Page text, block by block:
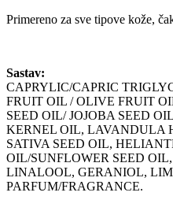
Primereno za sve tipove kože,
Sastav:
CAPRYLIC/CAPRIC
FRUIT OIL / OLIVE FRUIT
SEED OIL/ JOJOBA SEED
KERNEL OIL, LAVANDULA
SATIVA SEED OIL,
OIL/SUNFLOWER SEED
LINALOOL, GERANIOL,
PARFUM/FRAGRANCE.